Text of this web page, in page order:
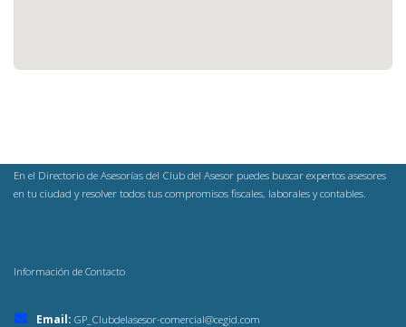
En el Directorio de Asesorías del Club del Asesor puedes buscar expertos asesores
en tu ciudad y resolver todos tus compromisos fiscales, laborales y contables.
Información de Contacto
Email: GP_Clubdelasesor-comercial@cegid.com